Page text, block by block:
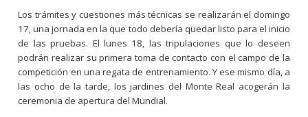
Los trámites y cuestiones más técnicas se realizarán el domingo
17, una jornada en la que todo debería quedar listo para el inicio
de las pruebas. El lunes 18, las tripulaciones que lo deseen
podrán realizar su primera toma de contacto con el campo de la
competición en una regata de entrenamiento. Y ese mismo día, a
las ocho de la tarde, los jardines del Monte Real acogerán la
ceremonia de apertura del Mundial.